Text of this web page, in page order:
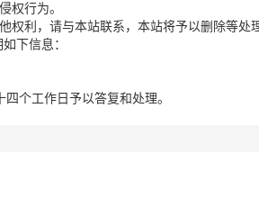
权行为。
利，请与本站联系，本站将予以删除等处理
下信息：
个工作日予以答复和处理。